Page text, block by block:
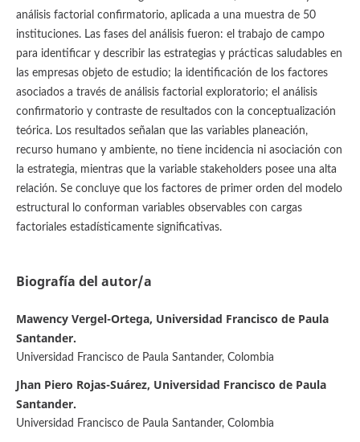
análisis factorial confirmatorio, aplicada a una muestra de 50
instituciones. Las fases del análisis fueron: el trabajo de campo
para identificar y describir las estrategias y prácticas saludables en
las empresas objeto de estudio; la identificación de los factores
asociados a través de análisis factorial exploratorio; el análisis
confirmatorio y contraste de resultados con la conceptualización
teórica. Los resultados señalan que las variables planeación,
recurso humano y ambiente, no tiene incidencia ni asociación con
la estrategia, mientras que la variable stakeholders posee una alta
relación. Se concluye que los factores de primer orden del modelo
estructural lo conforman variables observables con cargas
factoriales estadísticamente significativas.
Biografía del autor/a
Mawency Vergel-Ortega, Universidad Francisco de Paula
Santander.
Universidad Francisco de Paula Santander, Colombia
Jhan Piero Rojas-Suárez, Universidad Francisco de Paula
Santander.
Universidad Francisco de Paula Santander, Colombia